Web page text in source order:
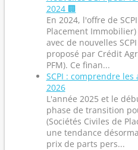
2024 🏢
En 2024, l'offre de
Placement
avec de nouvelles
proposé par Crédit
PFM). Ce finan...
SCPI : comprendre
2026
L'année 2025 et le
phase de transition
(Sociétés Civiles de
une tendance
prix de parts pers...